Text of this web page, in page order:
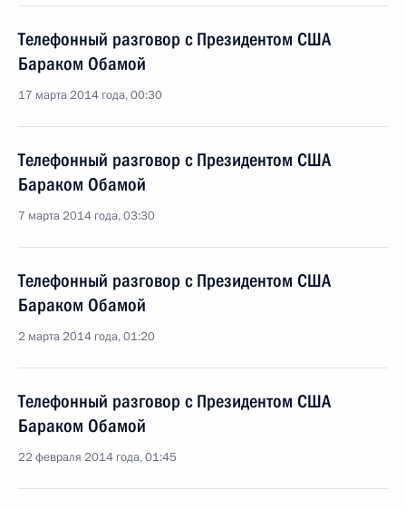
Телефонный разговор с Президентом США
Бараком Обамой
17 марта 2014 года, 00:30
Телефонный разговор с Президентом США
Бараком Обамой
7 марта 2014 года, 03:30
Телефонный разговор с Президентом США
Бараком Обамой
2 марта 2014 года, 01:20
Телефонный разговор с Президентом США
Бараком Обамой
22 февраля 2014 года, 01:45